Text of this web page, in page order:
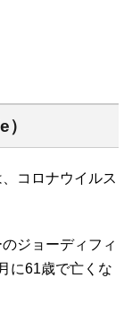
コロナウイルス
ジョーディフィ
に61歳で亡くな